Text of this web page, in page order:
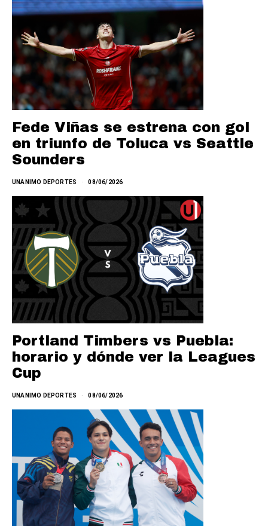
Fede Viñas se estrena con gol
en triunfo de Toluca vs Seattle
Sounders
UNANIMO DEPORTES 08/06/2026
Portland Timbers vs Puebla:
horario y dónde ver la Leagues
Cup
UNANIMO DEPORTES 08/06/2026